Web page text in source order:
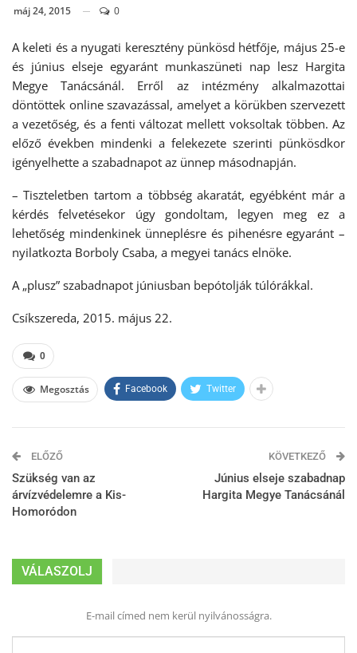
máj 24, 2015 0
A keleti és a nyugati keresztény pünkösd hétfője, május 25-e
és június elseje egyaránt munkaszüneti nap lesz Hargita
Megye Tanácsánál. Erről az intézmény alkalmazottai
döntöttek online szavazással, amelyet a körükben szervezett
a vezetőség, és a fenti változat mellett voksoltak többen. Az
előző években mindenki a felekezete szerinti pünkösdkor
igényelhette a szabadnapot az ünnep másodnapján.
– Tiszteletben tartom a többség akaratát, egyébként már a
kérdés felvetésekor úgy gondoltam, legyen meg ez a
lehetőség mindenkinek ünneplésre és pihenésre egyaránt –
nyilatkozta Borboly Csaba, a megyei tanács elnöke.
A „plusz” szabadnapot júniusban bepótolják túlórákkal.
Csíkszereda, 2015. május 22.
0
Megosztás Facebook Twitter
ELŐZŐ
Szükség van az
árvízvédelemre a Kis-
Homoródon
KÖVETKEZŐ
Június elseje szabadnap
Hargita Megye Tanácsánál
VÁLASZOLJ
E-mail címed nem kerül nyilvánosságra.